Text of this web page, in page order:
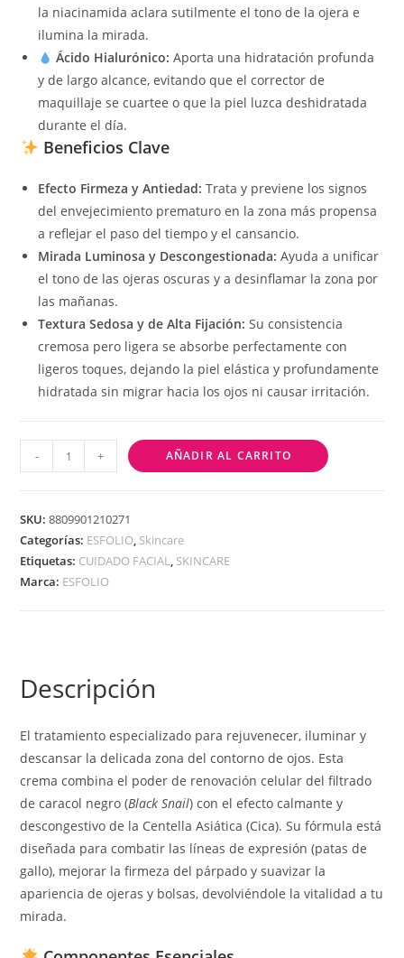
la niacinamida aclara sutilmente el tono de la ojera e
ilumina la mirada.
Ácido Hialurónico: Aporta una hidratación profunda
y de largo alcance, evitando que el corrector de
maquillaje se cuartee o que la piel luzca deshidratada
durante el día.
Beneficios Clave
Efecto Firmeza y Antiedad: Trata y previene los signos
del envejecimiento prematuro en la zona más propensa
a reflejar el paso del tiempo y el cansancio.
Mirada Luminosa y Descongestionada: Ayuda a unificar
el tono de las ojeras oscuras y a desinflamar la zona por
las mañanas.
Textura Sedosa y de Alta Fijación: Su consistencia
cremosa pero ligera se absorbe perfectamente con
ligeros toques, dejando la piel elástica y profundamente
hidratada sin migrar hacia los ojos ni causar irritación.
- + AÑADIR AL CARRITO
SKU:8809901210271
Categorías: ESFOLIO, Skincare
Etiquetas: CUIDADO FACIAL, SKINCARE
Marca: ESFOLIO
Descripción
El tratamiento especializado para rejuvenecer, iluminar y
descansar la delicada zona del contorno de ojos. Esta
crema combina el poder de renovación celular del filtrado
de caracol negro (Black Snail) con el efecto calmante y
descongestivo de la Centella Asiática (Cica). Su fórmula está
diseñada para combatir las líneas de expresión (patas de
gallo), mejorar la firmeza del párpado y suavizar la
apariencia de ojeras y bolsas, devolviéndole la vitalidad a tu
mirada.